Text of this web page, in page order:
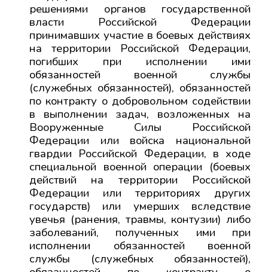
решениями органов государственной
власти Российской Федерации
принимавших участие в боевых действиях
на территории Российской Федерации,
погибших при исполнении ими
обязанностей военной службы
(служебных обязанностей), обязанностей
по контракту о добровольном содействии
в выполнении задач, возложенных на
Вооруженные Силы Российской
Федерации или войска национальной
гвардии Российской Федерации, в ходе
специальной военной операции (боевых
действий на территории Российской
Федерации или территориях других
государств) или умерших вследствие
увечья (ранения, травмы, контузии) либо
заболеваний, полученных ими при
исполнении обязанностей военной
службы (служебных обязанностей),